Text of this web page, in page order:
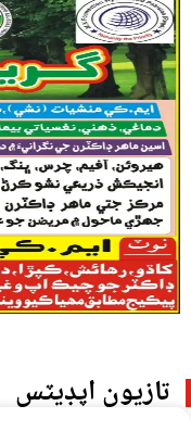
تازيون اپڊيٽس